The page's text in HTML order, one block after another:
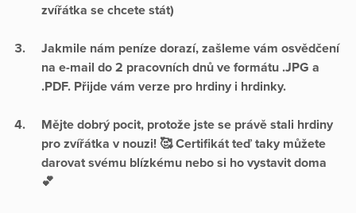
zvířátka se chcete stát)
Jakmile nám peníze dorazí, zašleme vám osvědčení
na e-mail do 2 pracovních dnů ve formátu .JPG a
.PDF. Přijde vám verze pro hrdiny i hrdinky.
Mějte dobrý pocit, protože jste se právě stali hrdiny
pro zvířátka v nouzi! 🥰 Certifikát teď taky můžete
darovat svému blízkému nebo si ho vystavit doma
💕